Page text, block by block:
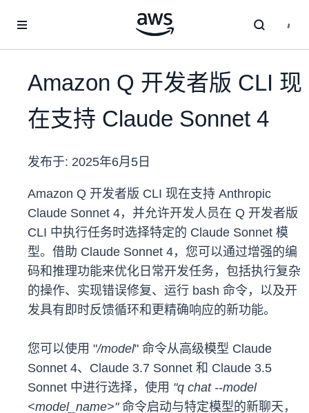
Amazon Q 开发者版 CLI 现
在支持 Claude Sonnet 4
发布于: 2025年6月5日
Amazon Q 开发者版 CLI 现在支持 Anthropic
Claude Sonnet 4，并允许开发人员在 Q 开发者版
CLI 中执行任务时选择特定的 Claude Sonnet 模
型。借助 Claude Sonnet 4，您可以通过增强的编
码和推理功能来优化日常开发任务，包括执行复杂
的操作、实现错误修复、运行 bash 命令，以及开
发具有即时反馈循环和更精确响应的新功能。
您可以使用 "/model" 命令从高级模型 Claude
Sonnet 4、Claude 3.7 Sonnet 和 Claude 3.5
Sonnet 中进行选择，使用 "q chat --model
<model_name>"命令启动与特定模型的新聊天，